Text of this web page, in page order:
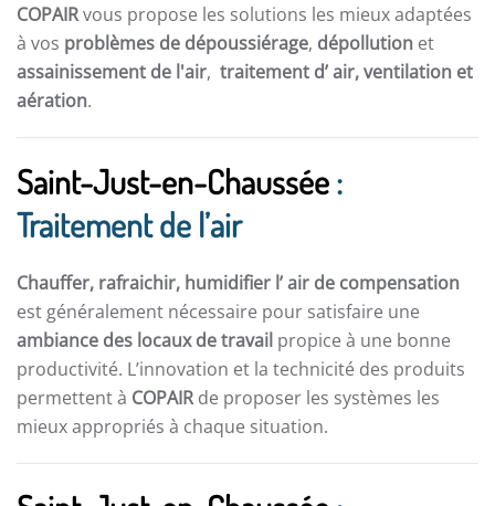
COPAIRvous propose les solutions les mieux adaptées
à vos problèmes de dépoussiérage, dépollution et
assainissement de l'air, traitement d’ air,ventilation et
aération.
Saint-Just-en-Chaussée:
Traitement de l’air
Chauffer, rafraichir, humidifier l’ air de compensation
est généralement nécessaire pour satisfaire une
ambiance des locaux de travail propice à une bonne
productivité. L’innovation et la technicité des produits
permettent à COPAIRde proposer les systèmes les
mieux appropriés à chaque situation.